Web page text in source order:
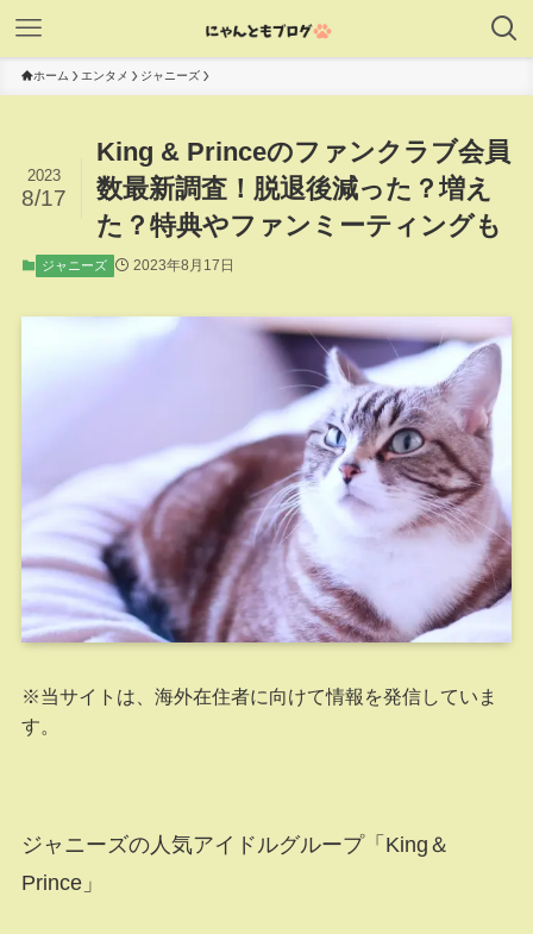
ホーム エンタメ ジャニーズ
King & Princeのファンクラブ会員
数最新調査！脱退後減った？増え
た？特典やファンミーティングも
2023
8/17
ジャニーズ 2023年8月17日
※当サイトは、海外在住者に向けて情報を発信していま
す。
ジャニーズの人気アイドルグループ「King＆
Prince」